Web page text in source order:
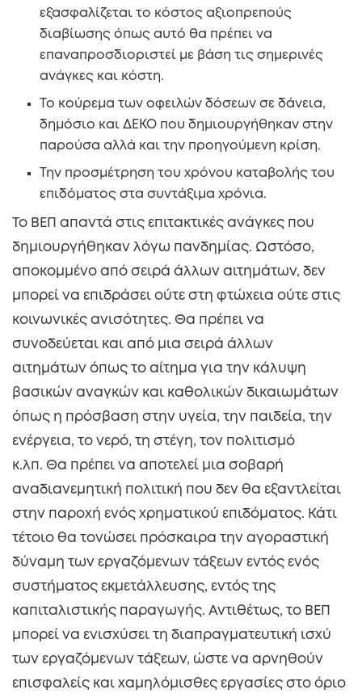
εξασφαλίζεται το κόστος αξιοπρεπούς
διαβίωσης όπως αυτό θα πρέπει να
επαναπροσδιοριστεί με βάση τις σημερινές
ανάγκες και κόστη.
Το κούρεμα των οφειλών δόσεων σε δάνεια,
δημόσιο και ΔΕΚΟ που δημιουργήθηκαν στην
παρούσα αλλά και την προηγούμενη κρίση.
Την προσμέτρηση του χρόνου καταβολής του
επιδόματος στα συντάξιμα χρόνια.
Το ΒΕΠ απαντά στις επιτακτικές ανάγκες που
δημιουργήθηκαν λόγω πανδημίας. Ωστόσο,
αποκομμένο από σειρά άλλων αιτημάτων, δεν
μπορεί να επιδράσει ούτε στη φτώχεια ούτε στις
κοινωνικές ανισότητες. Θα πρέπει να
συνοδεύεται και από μια σειρά άλλων
αιτημάτων όπως το αίτημα για την κάλυψη
βασικών αναγκών και καθολικών δικαιωμάτων
όπως η πρόσβαση στην υγεία, την παιδεία, την
ενέργεια, το νερό, τη στέγη, τον πολιτισμό
κ.λπ. Θα πρέπει να αποτελεί μια σοβαρή
αναδιανεμητική πολιτική που δεν θα εξαντλείται
στην παροχή ενός χρηματικού επιδόματος. Κάτι
τέτοιο θα τονώσει πρόσκαιρα την αγοραστική
δύναμη των εργαζόμενων τάξεων εντός ενός
συστήματος εκμετάλλευσης, εντός της
καπιταλιστικής παραγωγής. Αντιθέτως, το ΒΕΠ
μπορεί να ενισχύσει τη διαπραγματευτική ισχύ
των εργαζόμενων τάξεων, ώστε να αρνηθούν
επισφαλείς και χαμηλόμισθες εργασίες στο όριο